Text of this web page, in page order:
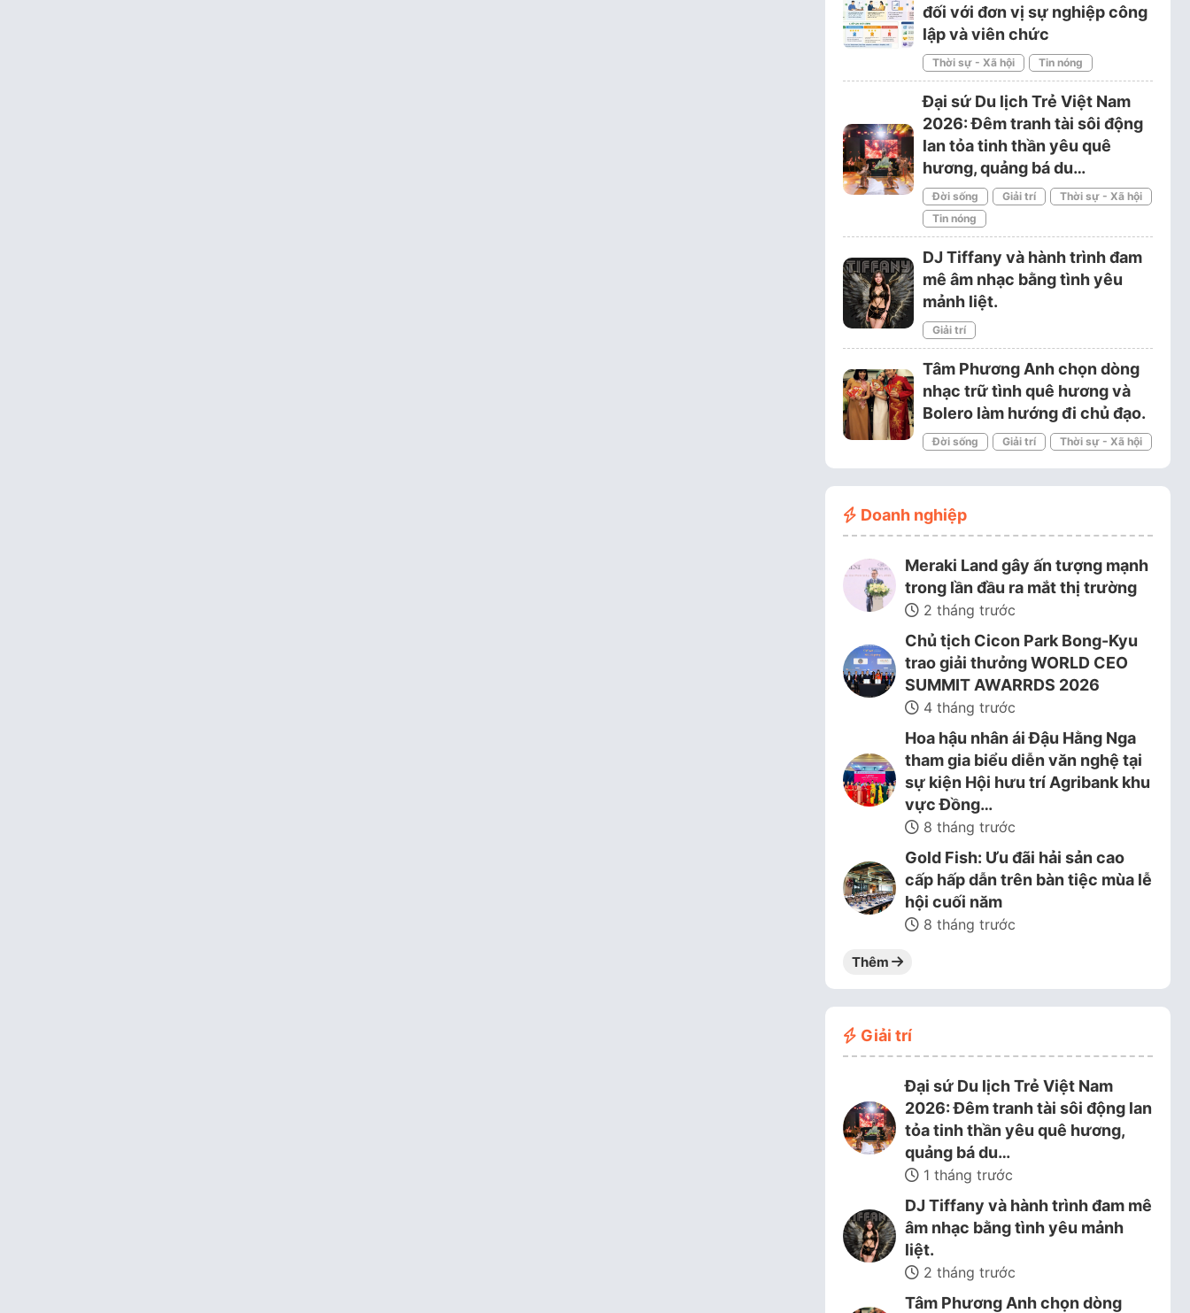
đối với đơn vị sự nghiệp công
lập và viên chức
Thời sự - Xã hội Tin nóng
Đại sứ Du lịch Trẻ Việt Nam
2026: Đêm tranh tài sôi động
lan tỏa tinh thần yêu quê
hương, quảng bá du…
Đời sống Giải trí
Thời sự - Xã hội
Tin nóng
DJ Tiffany và hành trình đam
mê âm nhạc bằng tình yêu
mảnh liệt.
Giải trí
Tâm Phương Anh chọn dòng
nhạc trữ tình quê hương và
Bolero làm hướng đi chủ đạo.
Đời sống Giải trí Thời sự - Xã hội
Doanh nghiệp
Meraki Land gây ấn tượng mạnh
trong lần đầu ra mắt thị trường
2 tháng trước
Chủ tịch Cicon Park Bong-Kyu
trao giải thưởng WORLD CEO
SUMMIT AWARRDS 2026
4 tháng trước
Hoa hậu nhân ái Đậu Hằng Nga
tham gia biểu diễn văn nghệ tại
sự kiện Hội hưu trí Agribank khu
vực Đồng…
8 tháng trước
Gold Fish: Ưu đãi hải sản cao
cấp hấp dẫn trên bàn tiệc mùa lễ
hội cuối năm
8 tháng trước
Thêm
Giải trí
Đại sứ Du lịch Trẻ Việt Nam
2026: Đêm tranh tài sôi động lan
tỏa tinh thần yêu quê hương,
quảng bá du…
1 tháng trước
DJ Tiffany và hành trình đam mê
âm nhạc bằng tình yêu mảnh
liệt.
2 tháng trước
Tâm Phương Anh chọn dòng